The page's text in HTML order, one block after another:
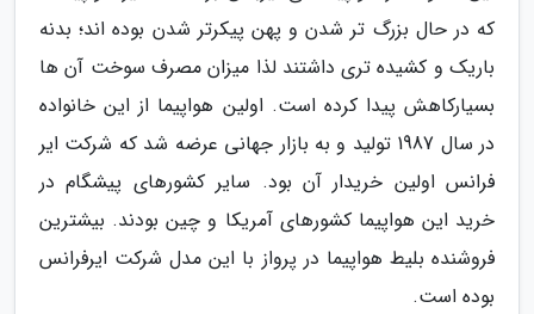
که در حال بزرگ تر شدن و پهن پیکرتر شدن بوده اند؛ بدنه
باریک و کشیده تری داشتند لذا میزان مصرف سوخت آن ها
بسیارکاهش پیدا کرده است. اولین هواپیما از این خانواده
در سال 1987 تولید و به بازار جهانی عرضه شد که شرکت ایر
فرانس اولین خریدار آن بود. سایر کشورهای پیشگام در
خرید این هواپیما کشورهای آمریکا و چین بودند. بیشترین
فروشنده بلیط هواپیما در پرواز با این مدل شرکت ایرفرانس
بوده است.